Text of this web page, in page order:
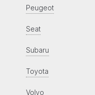
Peugeot
Seat
Subaru
Toyota
Volvo